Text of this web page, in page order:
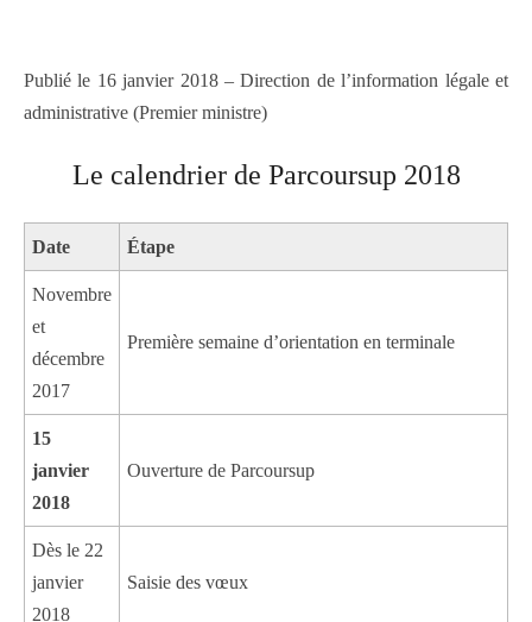
Publié le 16 janvier 2018 – Direction de l’information légale et
administrative (Premier ministre)
Le calendrier de Parcoursup 2018
Date Étape
Novembre
et
décembre
2017
Première semaine d’orientation en terminale
15
janvier
2018
Ouverture de Parcoursup
Dès le 22
janvier
2018
Saisie des vœux